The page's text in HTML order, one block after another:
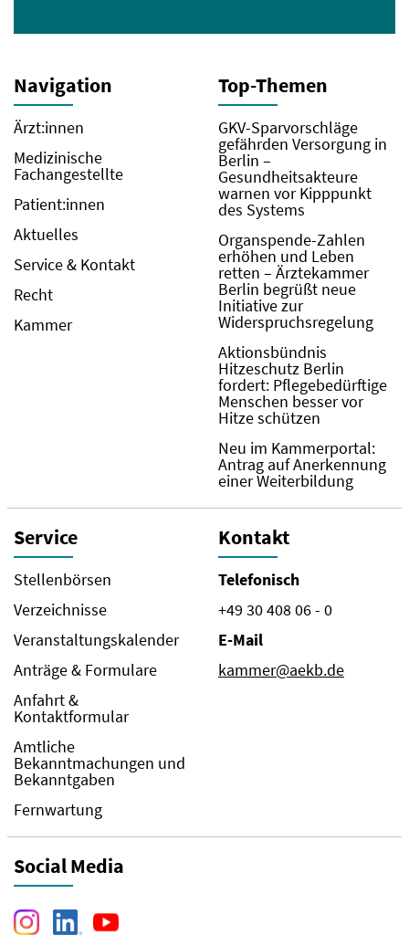
Navigation
Ärzt:innen
Medizinische
Fachangestellte
Patient:innen
Aktuelles
Service & Kontakt
Recht
Kammer
Top-Themen
GKV-Sparvorschläge
gefährden Versorgung in
Berlin –
Gesundheitsakteure
warnen vor Kipppunkt
des Systems
Organspende-Zahlen
erhöhen und Leben
retten – Ärztekammer
Berlin begrüßt neue
Initiative zur
Widerspruchsregelung
Aktionsbündnis
Hitzeschutz Berlin
fordert: Pflegebedürftige
Menschen besser vor
Hitze schützen
Neu im Kammerportal:
Antrag auf Anerkennung
einer Weiterbildung
Service
Stellenbörsen
Verzeichnisse
Veranstaltungskalender
Anträge & Formulare
Anfahrt &
Kontaktformular
Amtliche
Bekanntmachungen und
Bekanntgaben
Fernwartung
Kontakt
Telefonisch
+49 30 408 06 - 0
E-Mail
kammer@aekb.de
Social Media